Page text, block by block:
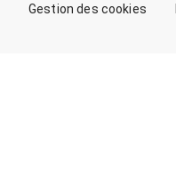
Gestion des cookies